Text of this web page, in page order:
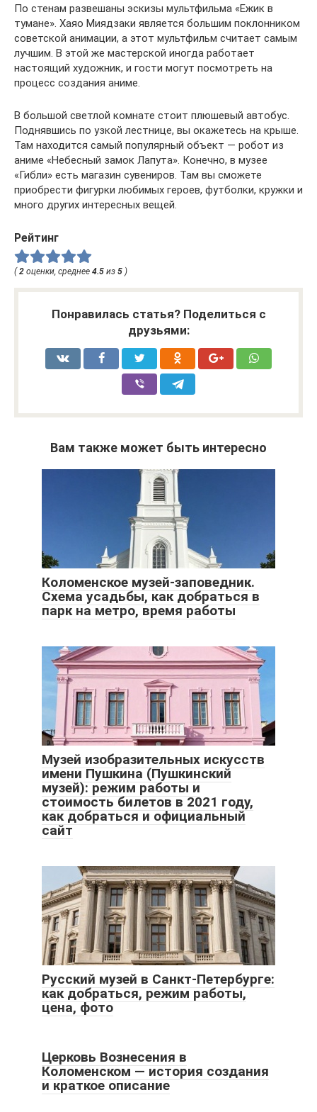
По стенам развешаны эскизы мультфильма «Ежик в
тумане». Хаяо Миядзаки является большим поклонником
советской анимации, а этот мультфильм считает самым
лучшим. В этой же мастерской иногда работает
настоящий художник, и гости могут посмотреть на
процесс создания аниме.
В большой светлой комнате стоит плюшевый автобус.
Поднявшись по узкой лестнице, вы окажетесь на крыше.
Там находится самый популярный объект — робот из
аниме «Небесный замок Лапута». Конечно, в музее
«Гибли» есть магазин сувениров. Там вы сможете
приобрести фигурки любимых героев, футболки, кружки и
много других интересных вещей.
Рейтинг
(2 оценки, среднее 4.5 из 5 )
Понравилась статья? Поделиться с
друзьями:
Вам также может быть интересно
Коломенское музей-заповедник.
Схема усадьбы, как добраться в
парк на метро, время работы
Музей изобразительных искусств
имени Пушкина (Пушкинский
музей): режим работы и
стоимость билетов в 2021 году,
как добраться и официальный
сайт
Русский музей в Санкт-Петербурге:
как добраться, режим работы,
цена, фото
Церковь Вознесения в
Коломенском — история создания
и краткое описание